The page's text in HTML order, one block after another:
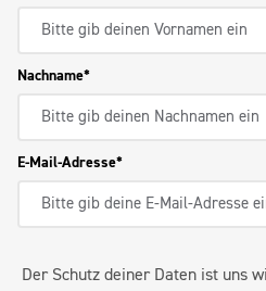
Nachname
E-Mail-Adresse
Der Schutz deiner Daten ist uns